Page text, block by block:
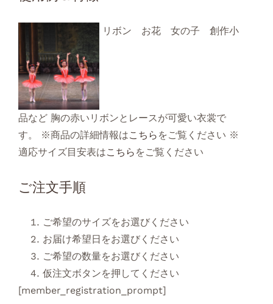
リボン お花 女の子 創作小
品など 胸の赤いリボンとレースが可愛い衣裳で
す。 ※商品の詳細情報はこちら をご覧ください ※
適応サイズ目安表はこちら をご覧ください
ご注文手順
ご希望のサイズをお選びください
お届け希望日をお選びください
ご希望の数量をお選びください
仮注文ボタンを押してください
[member_registration_prompt]